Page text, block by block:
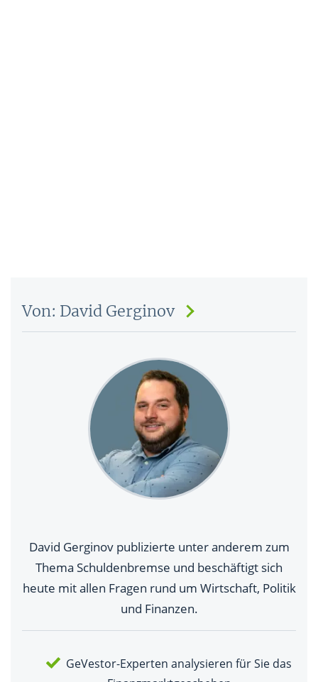
Von: David Gerginov
David Gerginov publizierte unter anderem zum
Thema Schuldenbremse und beschäftigt sich
heute mit allen Fragen rund um Wirtschaft, Politik
und Finanzen.
GeVestor-Experten analysieren für Sie das